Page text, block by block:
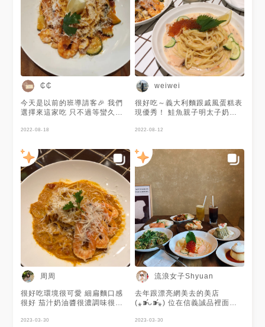
松露的濃烈香氣到位，奶香味也
很濃郁。整體吃起來不乾，裡面
還有櫛瓜、舞菇、松子、芝麻葉
口感層次、風味變化豐富。 🔖
鮭魚親子明太子奶油細扁麵 餐
廳推薦的料理之一，明太子與鮭
魚卵兩種海味撞擊配搭，再用白
醬滋潤兩者，令人驚艷。 整體
吃上來並不會膩口，有辣椒調味
大約落在中辣。煙燻挪威鮭魚
做，肉質軟嫩味道香濃且爽口!!
🔖黑咖哩雞肉飯 軟嫩多汁的雞
腿肉搭配黑咖哩和薑黃黎麥飯營
養滿分 打散溫泉蛋一起享用美
帶著花香與麥芽糖的香氣，奶香
回甘。 🔖萊姆西西里咖啡 口感
風味偏酸入口清爽尾韻濃香搭配
黃檸檬，整體味道非常不錯!!!
🔖琥珀三溫糖布丁 使用日本特
有的三溫糖製作，口感綿密但香
四溢，焦糖醬苦甜不膩，大人口
味的布丁。 - 🌸 番茄漁夫細扁
麵 NT.290 🌸 重蒜小牡蠣清炒
細扁麵 NT.250 🌸 松露厚奶油
舞菇細扁麵 NT.240 🌸 鮭魚親
子明太子奶油細扁麵 NT.310 🌸
黑咖哩雞肉飯 NT.250 🌸 嵐韻
紅茶牛奶泡泡 NT.110 🌸 萊姆
西西里咖啡 NT.140 🌸 琥珀三
溫糖布丁 NT.110 - 🔖 waku
waku pasta 信義誠品店 📍
110台北市信義區松高路11號4
麵 $290 +松套餐 $+266 🔰選
了松露起司薯條 （單點$160）
🔰培茶無花果戚風蛋糕 （單點
$110） 🔰飲料加價 換了梅酒
（單點$190） 麵很夠味 份量也
很多 麵芯算偏硬的 我自己很喜
歡 / 如果你也是細薯條控 千萬
別錯過 好喜歡 份量也是很有誠
意 / 完全出乎預料好吃的甜點
戚風濕度澎度剛剛好 培茶也剛
剛好點綴 真心推薦 總之 我就是
喜歡wakuwaku🤪 大家不要跟
pasta 信義誠品店
北市信義區松高路11號4樓 ⏰
營業時間｜11：00-21：30 #
娜要吃什麼 #naamangequoi
#pasta #pastapasta
#wakuwakupasta
#taipeifood #taipeifoodie #
台北美食 #台北咖啡廳 #台北餐
廳 #信義區美食
₵₵
今天是以前的班導請客🎉 我們
選擇來這家吃 只不過等蠻久的
啦 已經被訂滿了 所以想吃的一
前一天才訂 - ⧫蕃茄漁夫細扁麵
$290 這個是我點的！還不錯吃
🥰 上面灑滿了起司粉 中間還有
檸檬點綴 外圍則有魷魚圈、櫛
瓜、蚵仔、剝好的蝦 這個蠻貼
心的 已經剝好了 不用動手剝 麵
還不錯吃 是扁麵~ 蠻推這個的 -
◊松露起司薯條 $160 這個是梅
套餐附的 脆脆硬硬的上面也有
灑上起司粉 旁邊有附上松露味
的醬 可以大家分著吃 - ⧫黑咖哩
雞肉飯 $250 這個朋友說會辣
我沒有吃 不過看起來蠻豐盛的 -
🕰️營業時間 11.~21.30 💰價錢
右滑有菜單 含10%服務費 🏠店
家資訊 台北市信義區松高路11
號4F（中山也有分店！） 🚇交
#台北 #市政府站 #信義誠品 #
2022-08-18
weiwei
很好吃～義大利麵跟戚風蛋糕表
現優秀！ 鮭魚親子明太子奶油
加！ 整體口味直接變清清爽！
‾᷅˵)
2022-08-12
周周
很好吃環境很可愛 細扁麵口感
很好 茄汁奶油醬很濃調味很讚
來塊戚風蛋糕，蛋糕旁邊的奶油
2023-03-30
流浪女子Shyuan
去年跟漂亮網美去的美店
(⁎⁍̴̛ᴗ⁍̴̛⁎) 位在信義誠品裡面的
Waku旗下的義大利麵店 鮭魚親
2023-03-30